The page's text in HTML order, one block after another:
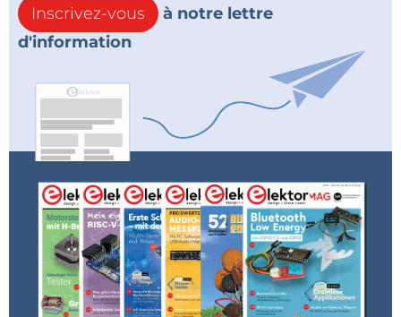
Inscrivez-vous
à notre lettre
d'information